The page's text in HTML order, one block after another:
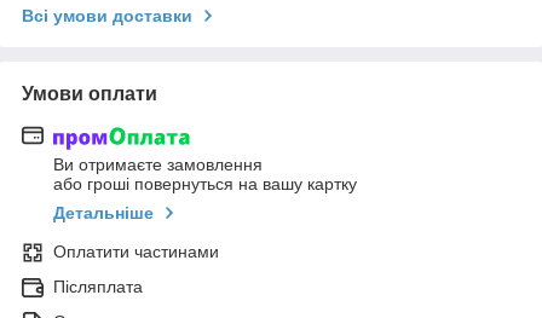
Всі умови доставки
Умови оплати
Ви отримаєте замовлення
або гроші повернуться на вашу картку
Детальніше
Оплатити частинами
Післяплата